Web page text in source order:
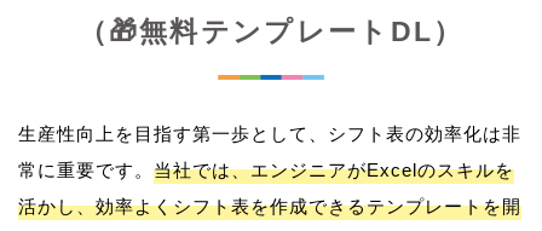
（🎁無料テンプレートDL）
生産性向上を目指す第一歩として、シフト表の効率化は非
常に重要です。 当社では、エンジニアがExcelのスキルを
活かし、効率よくシフト表を作成できるテンプレートを開